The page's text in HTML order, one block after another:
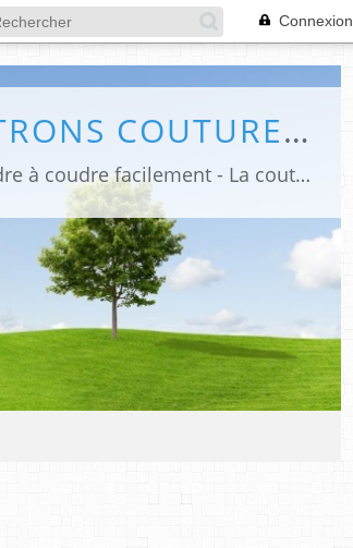
Connexion
VINY DIY, LE BLOG DE TUTORIELS ET PATRONS COUTURE ET DIY.
Viny DIY, le blog de Tutoriels et Patrons Couture et DIY, idées, déco, apprendre à coudre facilement - La couture facile pour les débutants.